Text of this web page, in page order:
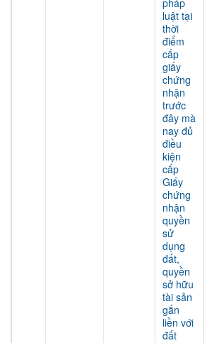
pháp
luật tại
thời
điểm
cấp
giấy
chứng
nhận
trước
đây mà
nay đủ
điều
kiện
cấp
Giấy
chứng
nhận
quyền
sử
dụng
đất,
quyền
sở hữu
tài sản
gắn
liền với
đất